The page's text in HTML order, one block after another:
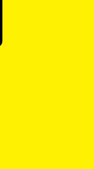
事項を届け
団員、右翼
準ずる者を意
供その他を通
しくは経営に